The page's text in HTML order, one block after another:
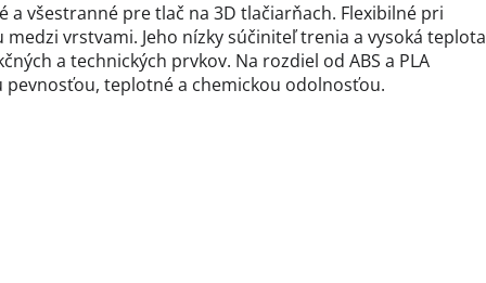
a všestranné pre tlač na 3D tlačiarňach. Flexibilné pri
vrstvami. Jeho nízky súčiniteľ trenia a vysoká teplota
a technických prvkov. Na rozdiel od ABS a PLA
pevnosťou, teplotné a chemickou odolnosťou.